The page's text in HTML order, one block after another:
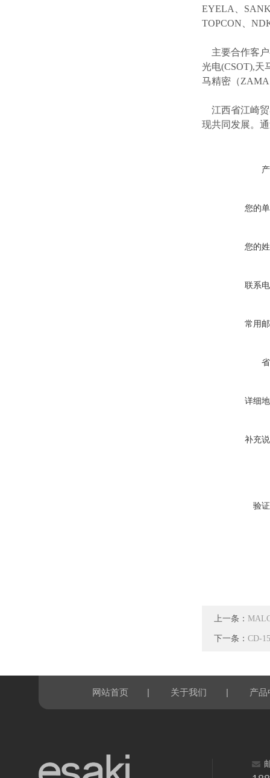
EYELA、
TOPCON、
主要合作客
光电(CSOT),天
马精密（
江西省江崎
现共同发展。
您的
您的
联系
常用
详细
补充
验
上一条：
下一条： CD-
网站首页 | 关于我们 | 产品